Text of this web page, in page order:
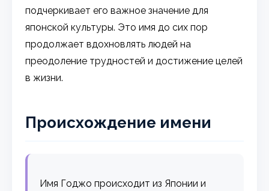
подчеркивает его важное значение для
японской культуры. Это имя до сих пор
продолжает вдохновлять людей на
преодоление трудностей и достижение целей
в жизни.
Происхождение имени
Имя Годжо происходит из Японии и